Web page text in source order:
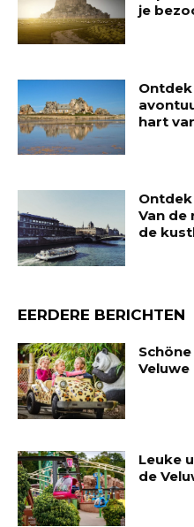
je
hart
Van de
de
EERDERE BERICHTEN
Veluwe
Leuke
de